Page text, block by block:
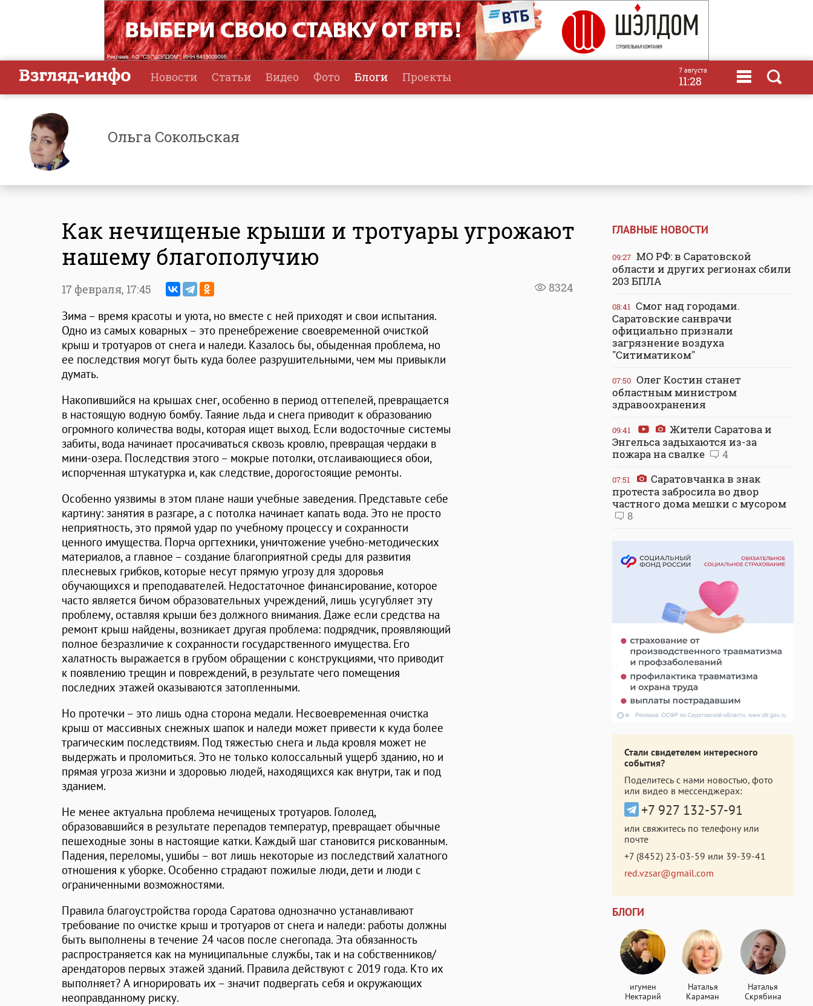
Новости Статьи Видео Фото Блоги Проекты 7 августа
11:28
Ольга Сокольская
Как нечищеные крыши и тротуары угрожают
нашему благополучию
8324
17 февраля, 17:45
Зима – время красоты и уюта, но вместе с ней приходят и свои испытания.
Одно из самых коварных – это пренебрежение своевременной очисткой
крыш и тротуаров от снега и наледи. Казалось бы, обыденная проблема, но
ее последствия могут быть куда более разрушительными, чем мы привыкли
думать.
Накопившийся на крышах снег, особенно в период оттепелей, превращается
в настоящую водную бомбу. Таяние льда и снега приводит к образованию
огромного количества воды, которая ищет выход. Если водосточные системы
забиты, вода начинает просачиваться сквозь кровлю, превращая чердаки в
мини-озера. Последствия этого – мокрые потолки, отслаивающиеся обои,
испорченная штукатурка и, как следствие, дорогостоящие ремонты.
Особенно уязвимы в этом плане наши учебные заведения. Представьте себе
картину: занятия в разгаре, а с потолка начинает капать вода. Это не просто
неприятность, это прямой удар по учебному процессу и сохранности
ценного имущества. Порча оргтехники, уничтожение учебно-методических
материалов, а главное – создание благоприятной среды для развития
плесневых грибков, которые несут прямую угрозу для здоровья
обучающихся и преподавателей. Недостаточное финансирование, которое
часто является бичом образовательных учреждений, лишь усугубляет эту
проблему, оставляя крыши без должного внимания. Даже если средства на
ремонт крыш найдены, возникает другая проблема: подрядчик, проявляющий
полное безразличие к сохранности государственного имущества. Его
халатность выражается в грубом обращении с конструкциями, что приводит
к появлению трещин и повреждений, в результате чего помещения
последних этажей оказываются затопленными.
Но протечки – это лишь одна сторона медали. Несвоевременная очистка
крыш от массивных снежных шапок и наледи может привести к куда более
трагическим последствиям. Под тяжестью снега и льда кровля может не
выдержать и проломиться. Это не только колоссальный ущерб зданию, но и
прямая угроза жизни и здоровью людей, находящихся как внутри, так и под
зданием.
Не менее актуальна проблема нечищеных тротуаров. Гололед,
образовавшийся в результате перепадов температур, превращает обычные
пешеходные зоны в настоящие катки. Каждый шаг становится рискованным.
Падения, переломы, ушибы – вот лишь некоторые из последствий халатного
отношения к уборке. Особенно страдают пожилые люди, дети и люди с
ограниченными возможностями.
Правила благоустройства города Саратова однозначно устанавливают
требование по очистке крыш и тротуаров от снега и наледи: работы должны
быть выполнены в течение 24 часов после снегопада. Эта обязанность
распространяется как на муниципальные службы, так и на собственников/
арендаторов первых этажей зданий. Правила действуют с 2019 года. Кто их
выполняет? А игнорировать их – значит подвергать себя и окружающих
неоправданному риску.
ГЛАВНЫЕ НОВОСТИ
09:27 МО РФ: в Саратовской
области и других регионах сбили
203 БПЛА
08:41 Смог над городами.
Саратовские санврачи
официально признали
загрязнение воздуха
"Ситиматиком"
07:50 Олег Костин станет
областным министром
здравоохранения
09:41
Жители Саратова и
Энгельса задыхаются из-за
пожара на свалке
4
07:51
Саратовчанка в знак
протеста забросила во двор
частного дома мешки с мусором
8
Стали свидетелем интересного
события?
Поделитесь с нами новостью, фото
или видео в мессенджерах:
+7 927 132-57-91
или свяжитесь по телефону или
почте
+7 (8452) 23-03-59 или 39-39-41
red.vzsar@gmail.com
БЛОГИ
игумен
Нектарий
Наталья
Караман
Наталья
Скрябина